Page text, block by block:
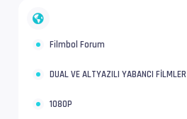
Filmbol Forum
DUAL VE ALTYAZILI YABANCI FİLMLER
1080P